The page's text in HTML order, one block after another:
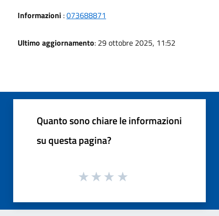
Informazioni :073688871
Ultimo aggiornamento: 29 ottobre 2025, 11:52
Quanto sono chiare le informazioni
su questa pagina?